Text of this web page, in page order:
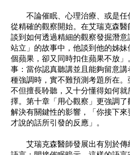
不論催眠、心理治療、或是任
從精確的觀察開始。在艾瑞克森
談到如何透過精細的觀察發掘潛
站立」的故事中，他談到他的姊
個蘋果，卻又同時扣住蘋果不放
事：當你認真聽講並且能夠留意
種強調時，實不難預測考題所在
不但擅長聆聽，又十分懂得如何
擇。第十章「用心觀察」更強調
解決有關鍵性的影響，「你接下來
才說的話所引發的反應」。
艾瑞克森醫師發展出有別於傳